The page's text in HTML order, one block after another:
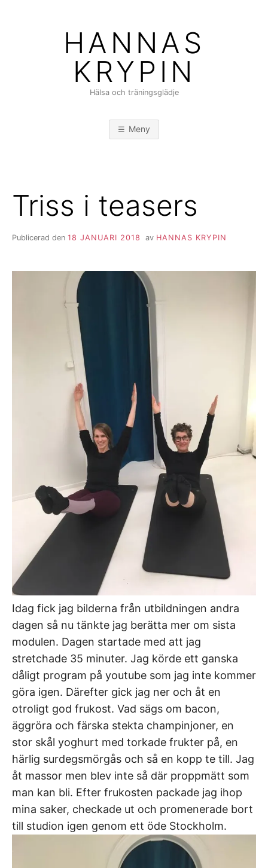
HANNAS
KRYPIN
Hälsa och träningsglädje
Meny
Triss i teasers
Publicerad den 18 JANUARI 2018 av HANNAS KRYPIN
Idag fick jag bilderna från utbildningen andra
dagen så nu tänkte jag berätta mer om sista
modulen. Dagen startade med att jag
stretchade 35 minuter. Jag körde ett ganska
dåligt program på youtube som jag inte kommer
göra igen. Därefter gick jag ner och åt en
otroligt god frukost. Vad sägs om bacon,
äggröra och färska stekta champinjoner, en
stor skål yoghurt med torkade frukter på, en
härlig surdegsmörgås och så en kopp te till. Jag
åt massor men blev inte så där proppmätt som
man kan bli. Efter frukosten packade jag ihop
mina saker, checkade ut och promenerade bort
till studion igen genom ett öde Stockholm.